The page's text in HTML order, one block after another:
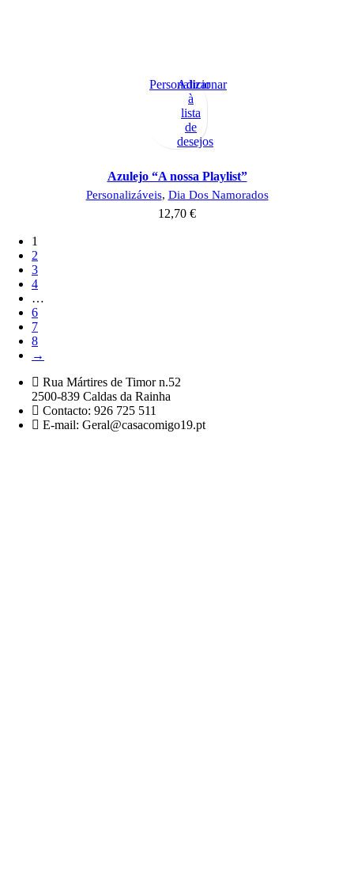
Personalizar
Adicionar
à
lista
de
desejos
Azulejo “A nossa Playlist”
Personalizáveis, Dia Dos Namorados
12,70 €
1
2
3
4
…
6
7
8
→
Rua Mártires de Timor n.52
2500-839 Caldas da Rainha
Contacto: 926 725 511
E-mail: Geral@casacomigo19.pt